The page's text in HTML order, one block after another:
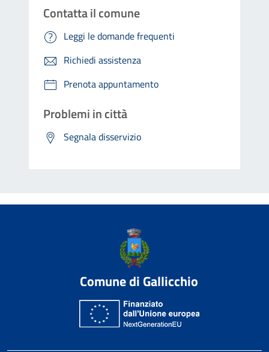
Contatta il comune
Leggi le domande frequenti
Richiedi assistenza
Prenota appuntamento
Problemi in città
Segnala disservizio
Comune di Gallicchio